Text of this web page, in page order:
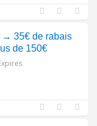
→ 35€ de rabais
de 150€